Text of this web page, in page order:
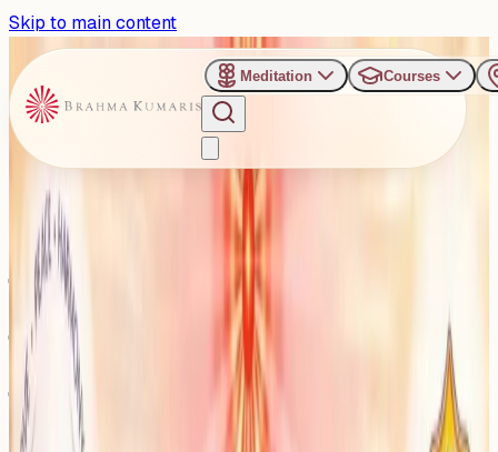
Skip to main content
Meditation Courses
Gyan Sarovar - Mount Abu
Past Event
कला के माध्यम से पारिवारिक मूल्यों का
पुनर्जागरण: माउंट आबू में राष्ट्रीय
सम्मेलन